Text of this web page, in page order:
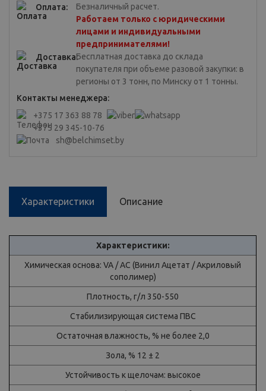
Оплата:
Безналичный расчет.
Работаем только с юридическими
лицами и индивидуальными
предпринимателями!
Доставка:Бесплатная доставка до склада
покупателя при объеме разовой закупки: в
регионы от 3 тонн, по Минску от 1 тонны.
Контакты менеджера:
+375 17 363 88 78
+375 29 345-10-76
sh@belchimset.by
Характеристики Описание
Характеристики:
Химическая основа: VA / AC (Винил Ацетат / Акриловый
сополимер)
Плотность, г/л 350-550
Стабилизирующая система ПВС
Остаточная влажность, % не более 2,0
Зола, % 12 ± 2
Устойчивость к щелочам: высокое